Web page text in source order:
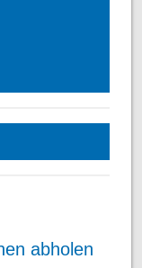
abholen